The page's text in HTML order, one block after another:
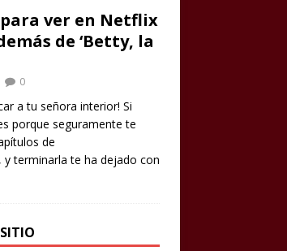
ver en Netflix
de ‘Betty, la
0
a tu señora interior! Si
porque seguramente te
de
terminarla te ha dejado con